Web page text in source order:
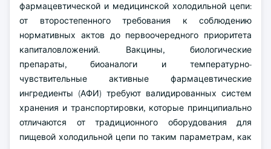
фармацевтической и медицинской холодильной цепи:
от второстепенного требования к соблюдению
нормативных актов до первоочередного приоритета
капиталовложений. Вакцины, биологические
препараты, биоаналоги и температурно-
чувствительные активные фармацевтические
ингредиенты (АФИ) требуют валидированных систем
хранения и транспортировки, которые принципиально
отличаются от традиционного оборудования для
пищевой холодильной цепи по таким параметрам, как